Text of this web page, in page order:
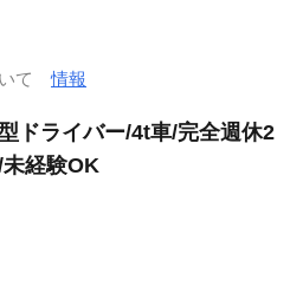
いて情報
ドライバー/4t車/完全週休2
経験OK